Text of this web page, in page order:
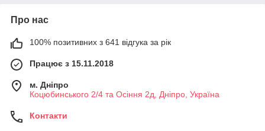
Про нас
100% позитивних з 641 відгука за рік
Працює з 15.11.2018
м. Дніпро
Коцюбинського 2/4 та Осіння 2д, Дніпро, Україна
Контакти